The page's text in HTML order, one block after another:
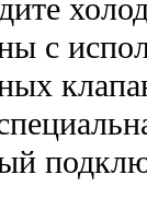
с